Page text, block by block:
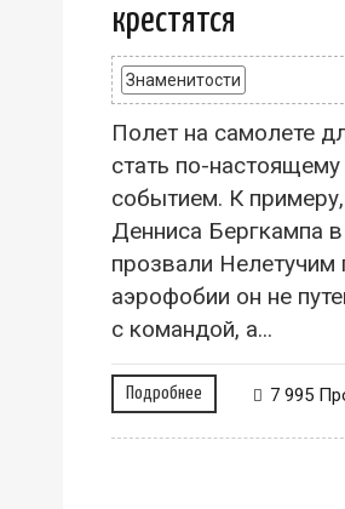
крестятся
Знаменитости
Полет на самолете
стать по-
событием. К
Денниса Бергкампа
прозвали
аэрофобии он не
с командой, а...
Подробнее 7 995